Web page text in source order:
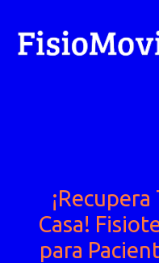
contenido
Casa!
para